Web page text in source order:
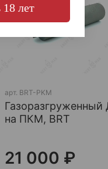
арт. BRT-PKM
Газоразгруженный
на ПКМ, BRT
21 000 ₽
лет